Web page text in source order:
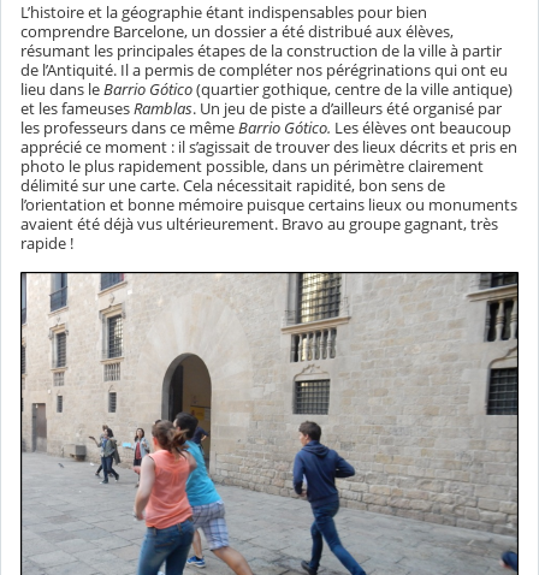
L’histoire et la géographie étant indispensables pour bien
comprendre Barcelone, un dossier a été distribué aux élèves,
résumant les principales étapes de la construction de la ville à partir
de l’Antiquité. Il a permis de compléter nos pérégrinations qui ont eu
lieu dans leBarrio Gótico(quartier gothique, centre de la ville antique)
et les fameusesRamblas. Un jeu de piste a d’ailleurs été organisé par
les professeurs dans ce mêmeBarrio Gótico. Les élèves ont beaucoup
apprécié ce moment : il s’agissait de trouver des lieux décrits et pris en
photo le plus rapidement possible, dans un périmètre clairement
délimité sur une carte. Cela nécessitait rapidité, bon sens de
l’orientation et bonne mémoire puisque certains lieux ou monuments
avaient été déjà vus ultérieurement. Bravo au groupe gagnant, très
rapide !